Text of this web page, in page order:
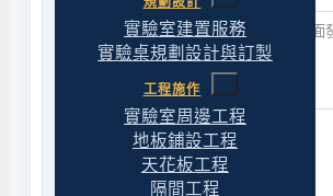
實驗室建置服務
實驗桌規劃設計與訂製
工程施作
實驗室周邊工程
地板鋪設工程
天花板工程
隔間工程
送出表單